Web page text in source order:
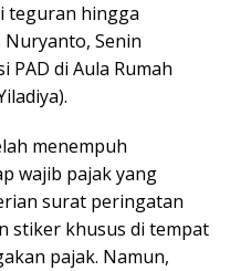
teguran hingga
Nuryanto, Senin
PAD di Aula Rumah
menempuh
wajib pajak yang
surat peringatan
stiker khusus di tempat
pajak. Namun,